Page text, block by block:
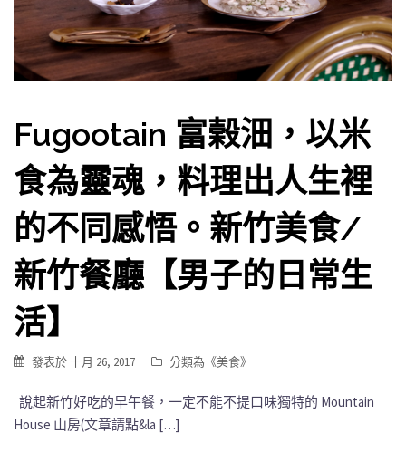
Fugootain 富榖沺，以米
食為靈魂，料理出人生裡
的不同感悟。新竹美食/
新竹餐廳【男子的日常生
活】
發表於十月 26, 2017 分類為《美食》
說起新竹好吃的早午餐，一定不能不提口味獨特的 Mountain
House 山房(文章請點&la […]